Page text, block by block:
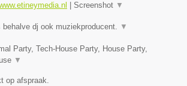
Screenshot ▼
behalve dj ook muziekproducent. ▼
Party, Tech-House Party, House Party,
▼
op afspraak.